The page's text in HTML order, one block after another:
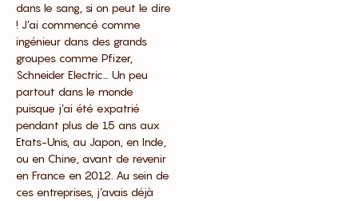
dans le sang, si on peut le dire
! J’ai commencé comme
ingénieur dans des grands
groupes comme Pfizer,
Schneider Electric… Un peu
partout dans le monde
puisque j’ai été expatrié
pendant plus de 15 ans aux
Etats-Unis, au Japon, en Inde,
ou en Chine, avant de revenir
en France en 2012. Au sein de
ces entreprises, j’avais déjà